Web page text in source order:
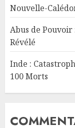
Nouvelle-
Abus de Pouvoir
Révélé
Inde :
100 Morts